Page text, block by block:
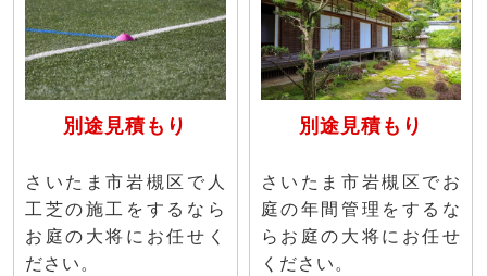
別途見積もり
さいたま市岩槻区で人
工芝の施工をするなら
お庭の大将にお任せく
ださい。
別途見積もり
さいたま市岩槻区でお
庭の年間管理をするな
らお庭の大将にお任せ
ください。